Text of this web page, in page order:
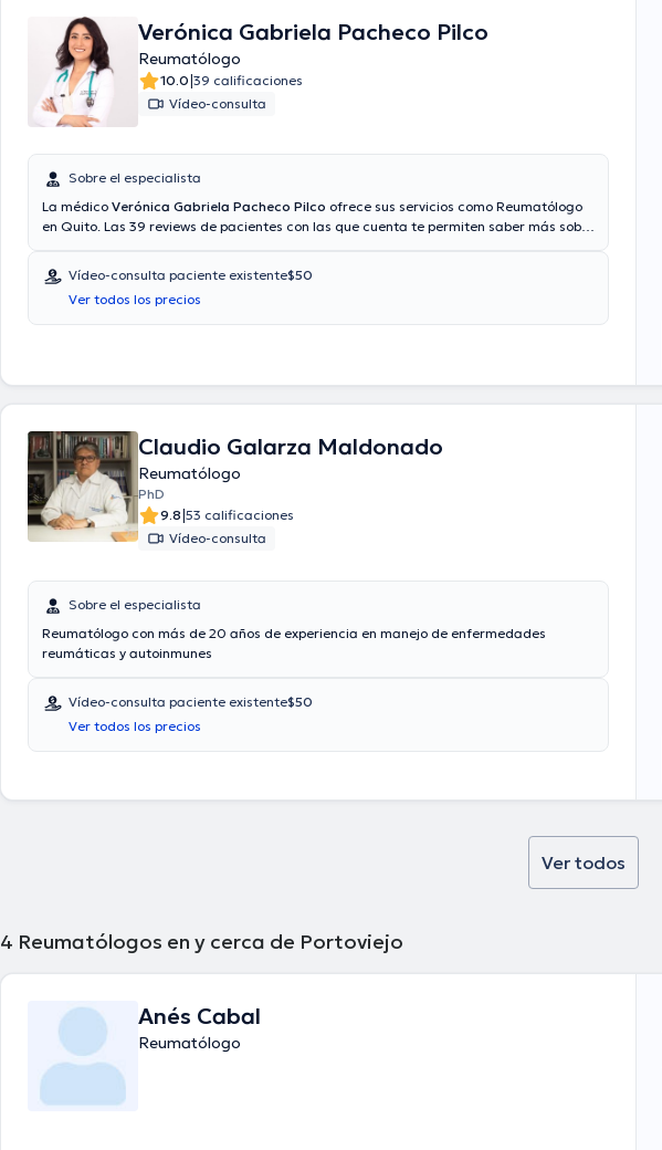
Verónica Gabriela Pacheco Pilco
Reumatólogo
10.0|39 calificaciones
Vídeo-consulta
Sobre el especialista
La médico Verónica Gabriela Pacheco Pilco ofrece sus servicios como Reumatólogo
en Quito. Las 39 reviews de pacientes con las que cuenta te permiten saber más sobre
con las siguientes aseguradoras: Consulta privada, Vía reembolso con cualquier
aseguradora. El precio de la consulta con la médico especialista Verónica Gabriela
Pacheco Pilco es de $50.
Vídeo-consulta paciente existente$50
Ver todos los precios
Claudio Galarza Maldonado
Reumatólogo
PhD
9.8|53 calificaciones
Vídeo-consulta
Sobre el especialista
Reumatólogo con más de 20 años de experiencia en manejo de enfermedades
reumáticas y autoinmunes
Vídeo-consulta paciente existente$50
Ver todos los precios
Ver todos
4 Reumatólogos en y cerca de Portoviejo
Anés Cabal
Reumatólogo